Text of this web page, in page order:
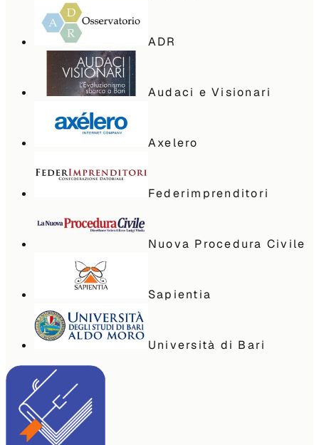
ADR
Audaci e Visionari
Axelero
Federimprenditori
Nuova Procedura Civile
Sapientia
Università di Bari